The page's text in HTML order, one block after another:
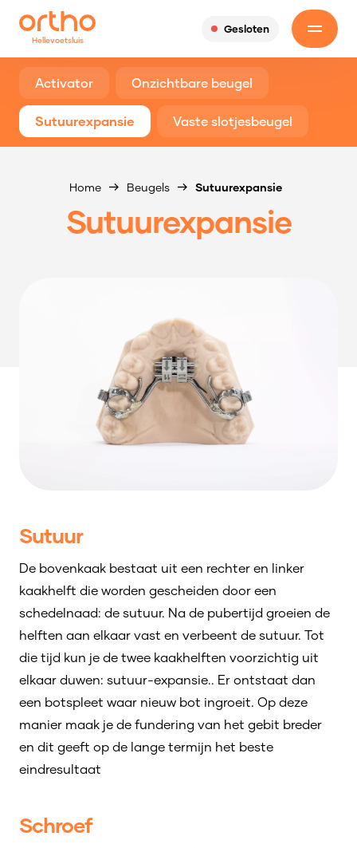
Hellevoetsluis
Gesloten
Activator Onzichtbare beugel
Sutuurexpansie Vaste slotjesbeugel
Home Beugels Sutuurexpansie
Sutuurexpansie
Sutuur
De bovenkaak bestaat uit een rechter en linker
kaakhelft die worden gescheiden door een
schedelnaad: de sutuur. Na de pubertijd groeien de
helften aan elkaar vast en verbeent de sutuur. Tot
die tijd kun je de twee kaakhelften voorzichtig uit
elkaar duwen: sutuur-expansie.. Er ontstaat dan
een botspleet waar nieuw bot ingroeit. Op deze
manier maak je de fundering van het gebit breder
en dit geeft op de lange termijn het beste
eindresultaat
Schroef